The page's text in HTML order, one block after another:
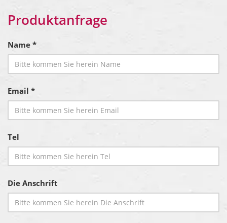
Produktanfrage
Name *
Email *
Tel
Die Anschrift